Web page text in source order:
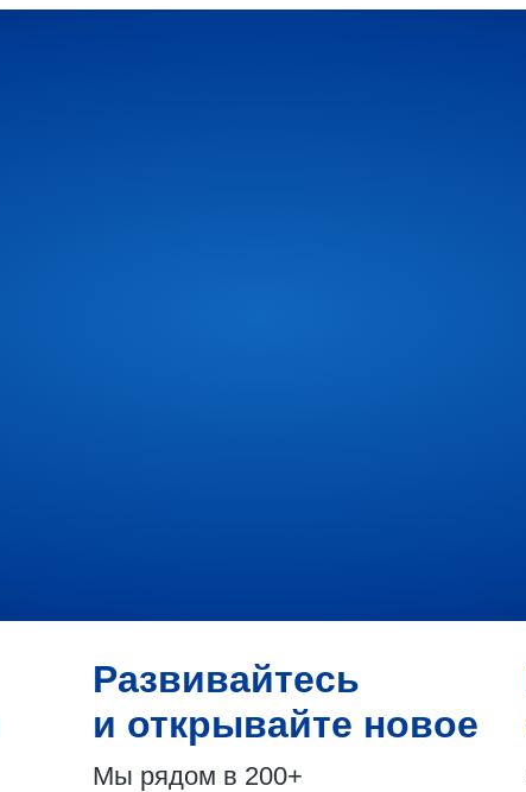
Развивайтесь
и открывайте новое
Мы рядом в 200+